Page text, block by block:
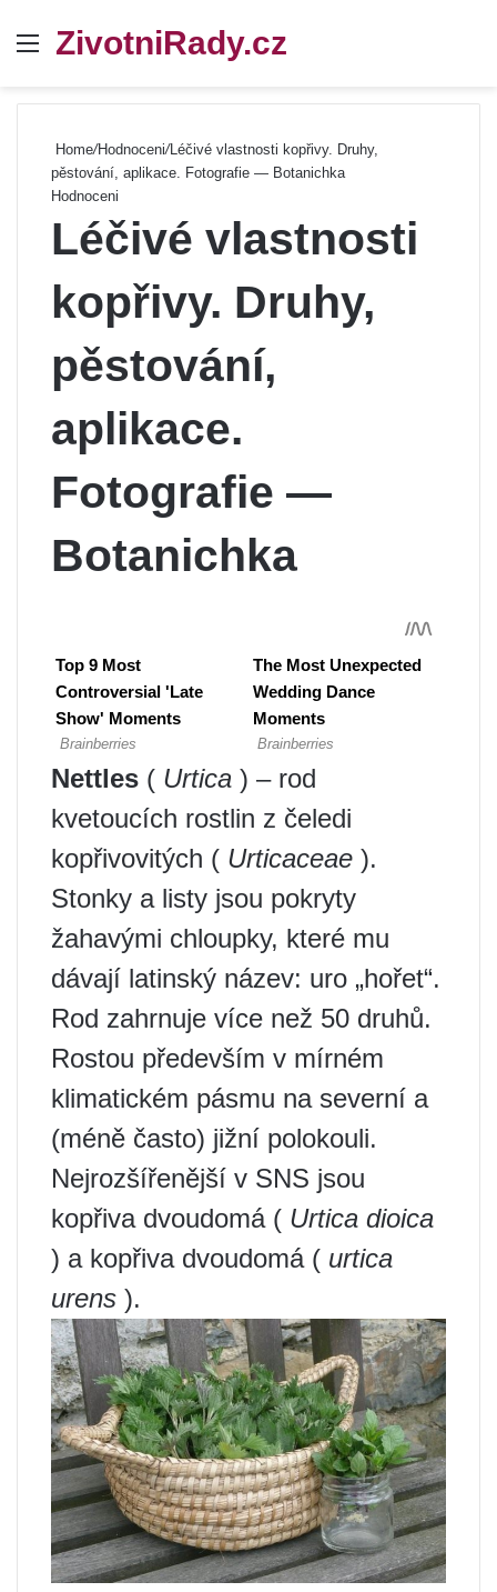
Menu
ZivotniRady.cz
Home/Hodnoceni/Léčivé vlastnosti kopřivy. Druhy,
pěstování, aplikace. Fotografie — Botanichka
Hodnoceni
Léčivé vlastnosti
kopřivy. Druhy,
pěstování,
aplikace.
Fotografie —
Botanichka
Nettles ( Urtica ) – rod
kvetoucích rostlin z čeledi
kopřivovitých ( Urticaceae ).
Stonky a listy jsou pokryty
žahavými chloupky, které mu
dávají latinský název: uro „hořet“.
Rod zahrnuje více než 50 druhů.
Rostou především v mírném
klimatickém pásmu na severní a
(méně často) jižní polokouli.
Nejrozšířenější v SNS jsou
kopřiva dvoudomá ( Urtica dioica
) a kopřiva dvoudomá ( urtica
urens ).